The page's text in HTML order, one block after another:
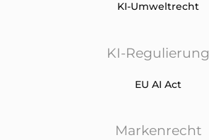
KI-Umweltrecht
KI-Regulierung
EU AI Act
Markenrecht